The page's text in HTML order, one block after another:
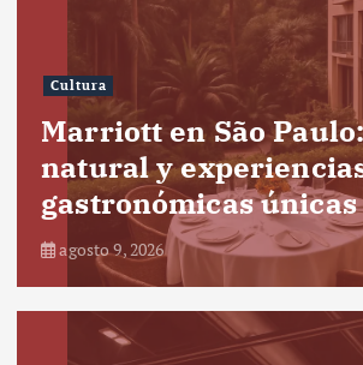
Cultura
Marriott en São
natural y
gastronómicas únicas
agosto 9, 2026